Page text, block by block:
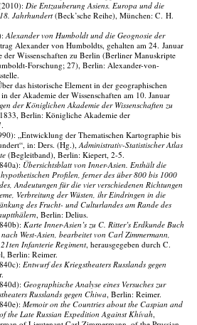
Die Entzauberung Asiens. Europa und die
Jahrhundert(Beck’sche Reihe), München: C. H.
Alexander von Humboldt und die Geognosie der
Alexander von Humboldts, gehalten am 24. Januar
der Wissenschaften zu Berlin (Berliner Manuskripte
Forschung; 27), Berlin: Alexander-von-
das historische Element in der geographischen
der Akademie der Wissenschaften am 10. Januar
der Königlichen Akademie der Wissenschaften zu
1833, Berlin: Königliche Akademie der
„Entwicklung der Thematischen Kartographie bis
in: Ders. (Hg.), Administrativ-Statistischer Atlas
(Begleitband), Berlin: Kiepert, 2-5.
Übersichtsblatt von Inner-Asien. Enthält die
Profilen, ferner des über 800 bis 1000
Andeutungen für die vier verschiedenen Richtungen
Verbreitung der Wüsten, ihr Eindringen in die
des Frucht- und Culturlandes am Rande des
, Berlin: Delius.
Karte Inner-Asien’s zu C. Ritter’s Erdkunde Buch
West-Asien, bearbeitet von Carl Zimmermann,
Infanterie Regiment, herausgegeben durch C.
Berlin: Reimer.
Entwurf des Kriegstheaters Russlands gegen
Geographische Analyse eines Versuches zur
Russlands gegen Chiwa, Berlin: Reimer.
Memoir on the Countries about the Caspian and
the Late Russian Expedition Against Khívah